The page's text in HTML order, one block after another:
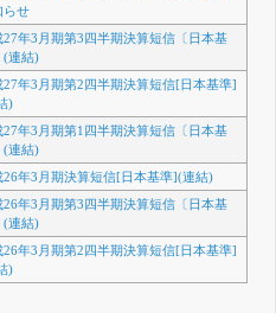
らせ
27年3月期第3四半期決算短信〔日本基
(連結)
27年3月期第2四半期決算短信[日本基準]
)
27年3月期第1四半期決算短信〔日本基
(連結)
26年3月期決算短信[日本基準](連結)
26年3月期第3四半期決算短信〔日本基
(連結)
26年3月期第2四半期決算短信[日本基準]
)